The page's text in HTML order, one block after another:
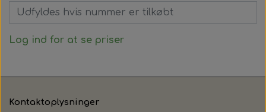
Log ind for at se priser
Kontaktoplysninger